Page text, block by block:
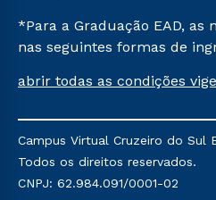
*Para a Graduação EAD, as
nas seguintes formas de
Já para as demais, a taxa
mencionadas são referentes
Religioso, Geografia para a
do Ensino de História:
abrir todas as condições
Campus Virtual Cruzeiro do Sul
Todos os direitos reservados.
CNPJ: 62.984.091/0001-02